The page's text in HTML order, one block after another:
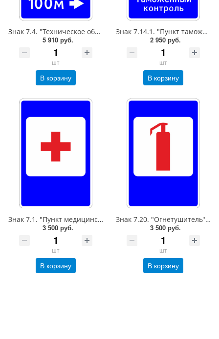
Знак 7.4. "Техническое обслуживание автомобилей",1350*900Тип А Коммерческая (3 года),металл 0.8 мм
5 910 руб.
шт
В корзину
Знак 7.14.1. "Пункт таможенного контроля",700*1050Тип А Коммерческая (3 года),металл 0.8 мм
2 950 руб.
шт
В корзину
Знак 7.1. "Пункт мeдицинcкoй пoмoщи",700*1050Тип А (1б) Микропризм. (7-9 лет)металл 0.8 мм
3 500 руб.
шт
В корзину
Знак 7.20. "Огнетушитель",700*1050Тип А (1б) Микропризм. (7-9 лет)металл 0.8 мм
3 500 руб.
шт
В корзину